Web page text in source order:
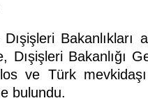
Bakanlıkları
Dışişleri Bakanlığı
ve Türk
bulundu.